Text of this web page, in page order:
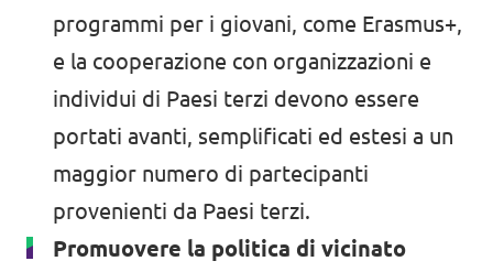
programmi per i giovani, come Erasmus+,
e la cooperazione con organizzazioni e
individui di Paesi terzi devono essere
portati avanti, semplificati ed estesi a un
maggior numero di partecipanti
provenienti da Paesi terzi.
Promuovere la politica di vicinato